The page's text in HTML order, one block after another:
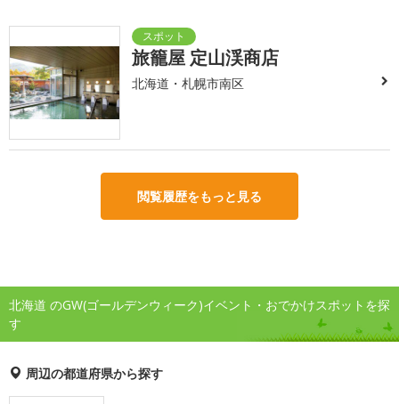
旅籠屋 定山渓商店
北海道・札幌市南区
閲覧履歴をもっと見る
北海道 のGW(ゴールデンウィーク)イベント・おでかけスポットを探
す
周辺の都道府県から探す